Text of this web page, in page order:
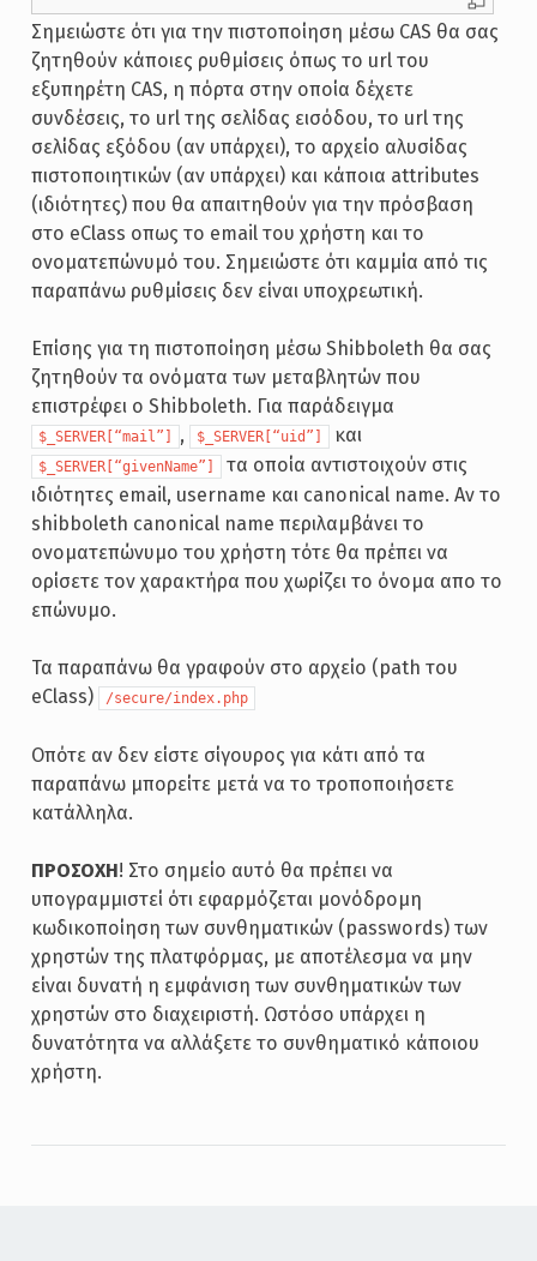
Σημειώστε ότι για την πιστοποίηση μέσω CAS θα σας
ζητηθούν κάποιες ρυθμίσεις όπως το url του
εξυπηρέτη CAS, η πόρτα στην οποία δέχετε
συνδέσεις, το url της σελίδας εισόδου, το url της
σελίδας εξόδου (αν υπάρχει), το αρχείο αλυσίδας
πιστοποιητικών (αν υπάρχει) και κάποια attributes
(ιδιότητες) που θα απαιτηθούν για την πρόσβαση
στο eClass οπως το email του χρήστη και το
ονοματεπώνυμό του. Σημειώστε ότι καμμία από τις
παραπάνω ρυθμίσεις δεν είναι υποχρεωτική.
Επίσης για τη πιστοποίηση μέσω Shibboleth θα σας
ζητηθούν τα ονόματα των μεταβλητών που
επιστρέφει ο Shibboleth. Για παράδειγμα
$_SERVER[“mail”] , $_SERVER[“uid”] και
$_SERVER[“givenName”]
τα οποία αντιστοιχούν στις
ιδιότητες email, username και canonical name. Αν το
shibboleth canonical name περιλαμβάνει το
ονοματεπώνυμο του χρήστη τότε θα πρέπει να
ορίσετε τον χαρακτήρα που χωρίζει το όνομα απο το
επώνυμο.
Τα παραπάνω θα γραφούν στο αρχείο (path του
eClass)
/secure/index.php
Οπότε αν δεν είστε σίγουρος για κάτι από τα
παραπάνω μπορείτε μετά να το τροποποιήσετε
κατάλληλα.
ΠΡΟΣΟΧΗ! Στο σημείο αυτό θα πρέπει να
υπογραμμιστεί ότι εφαρμόζεται μονόδρομη
κωδικοποίηση των συνθηματικών (passwords) των
χρηστών της πλατφόρμας, με αποτέλεσμα να μην
είναι δυνατή η εμφάνιση των συνθηματικών των
χρηστών στο διαχειριστή. Ωστόσο υπάρχει η
δυνατότητα να αλλάξετε το συνθηματικό κάποιου
χρήστη.